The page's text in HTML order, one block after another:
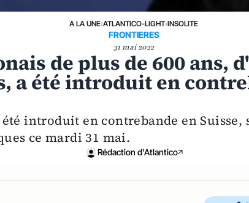
A LA UNE›ATLANTICO-LIGHT›INSOLITE
FRONTIERES
31 mai 2022
de plus de 600 ans,
a été introduit en
introduit en contrebande en
ce mardi 31 mai.
Rédaction d'Atlantico